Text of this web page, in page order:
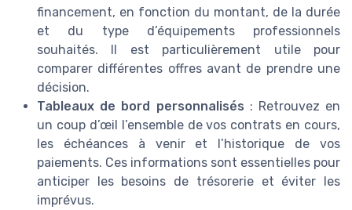
financement, en fonction du montant, de la durée
et du type d’équipements professionnels
souhaités. Il est particulièrement utile pour
comparer différentes offres avant de prendre une
décision.
Tableaux de bord personnalisés : Retrouvez en
un coup d’œil l’ensemble de vos contrats en cours,
les échéances à venir et l’historique de vos
paiements. Ces informations sont essentielles pour
anticiper les besoins de trésorerie et éviter les
imprévus.